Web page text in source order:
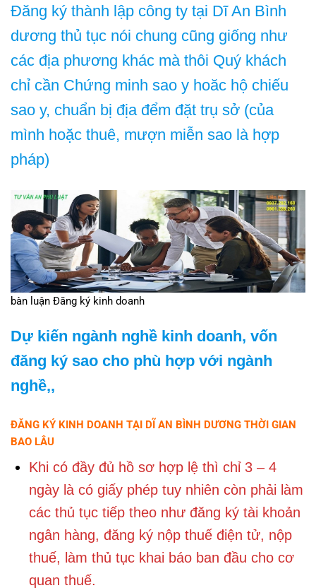
Đăng ký thành lập công ty tại Dĩ An Bình
dương thủ tục nói chung cũng giống như
các địa phương khác mà thôi Quý khách
chỉ cần Chứng minh sao y hoăc hộ chiếu
sao y, chuẩn bị địa đểm đặt trụ sở (của
mình hoặc thuê, mượn miễn sao là hợp
pháp)
bàn luận Đăng ký kinh doanh
Dự kiến ngành nghề kinh doanh, vốn
đăng ký sao cho phù hợp với ngành
nghề,,
ĐĂNG KÝ KINH DOANH TẠI DĨ AN BÌNH DƯƠNG THỜI GIAN
BAO LÂU
Khi có đầy đủ hồ sơ hợp lệ thì chỉ 3 – 4
ngày là có giấy phép tuy nhiên còn phải làm
các thủ tục tiếp theo như đăng ký tài khoản
ngân hàng, đăng ký nộp thuế điện tử, nộp
thuế, làm thủ tục khai báo ban đầu cho cơ
quan thuế.